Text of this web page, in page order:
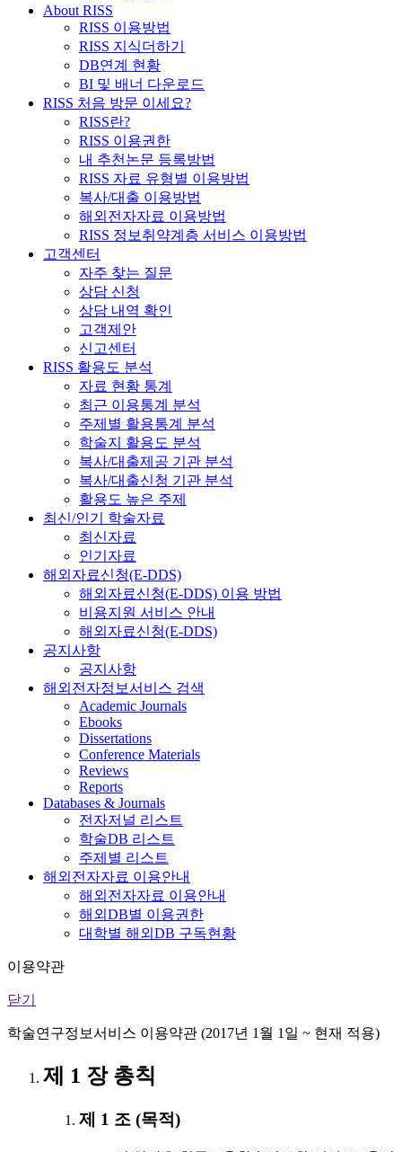
About RISS
RISS 이용방법
RISS 지식더하기
DB연계 현황
BI 및 배너 다운로드
RISS 처음 방문 이세요?
RISS란?
RISS 이용권한
내 추천논문 등록방법
RISS 자료 유형별 이용방법
복사/대출 이용방법
해외전자자료 이용방법
RISS 정보취약계층 서비스 이용방법
고객센터
자주 찾는 질문
상담 신청
상담 내역 확인
고객제안
신고센터
RISS 활용도 분석
자료 현황 통계
최근 이용통계 분석
주제별 활용통계 분석
학술지 활용도 분석
복사/대출제공 기관 분석
복사/대출신청 기관 분석
활용도 높은 주제
최신/인기 학술자료
최신자료
인기자료
해외자료신청(E-DDS)
해외자료신청(E-DDS) 이용 방법
비용지원 서비스 안내
해외자료신청(E-DDS)
공지사항
공지사항
해외전자정보서비스 검색
Academic Journals
Ebooks
Dissertations
Conference Materials
Reviews
Reports
Databases & Journals
전자저널 리스트
학술DB 리스트
주제별 리스트
해외전자자료 이용안내
해외전자자료 이용안내
해외DB별 이용권한
대학별 해외DB 구독현황
이용약관
닫기
학술연구정보서비스 이용약관 (2017년 1월 1일 ~ 현재 적용)
제 1 장 총칙
제 1 조 (목적)